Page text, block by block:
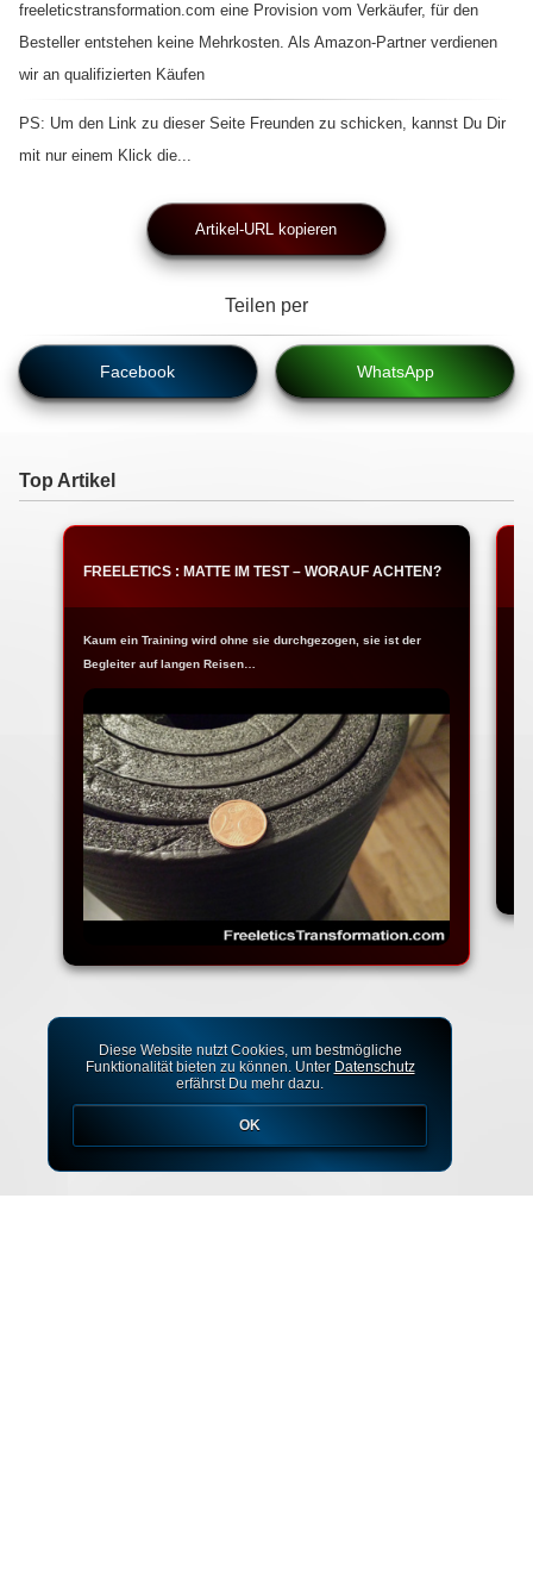
freeleticstransformation.com eine Provision vom Verkäufer, für den
Besteller entstehen keine Mehrkosten. Als Amazon-Partner verdienen
wir an qualifizierten Käufen
PS: Um den Link zu dieser Seite Freunden zu schicken, kannst Du Dir
mit nur einem Klick die...
Artikel-URL kopieren
Teilen per
Facebook WhatsApp
Top Artikel
FREELETICS : MATTE IM TEST – WORAUF ACHTEN?
Kaum ein Training wird ohne sie durchgezogen, sie ist der
Begleiter auf langen Reisen…
Diese Website nutzt Cookies, um bestmögliche
Funktionalität bieten zu können. Unter Datenschutz
erfährst Du mehr dazu.
OK